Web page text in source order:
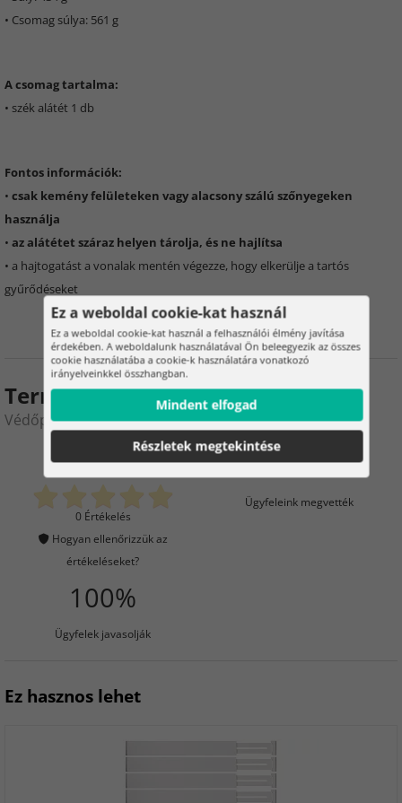
• Csomag súlya: 561 g
A csomag tartalma:
• szék alátét 1 db
Fontos információk:
• csak kemény felületeken vagy alacsony szálú szőnyegeken
használja
• az alátétet száraz helyen tárolja, és ne hajlítsa
• a hajtogatást a vonalak mentén végezze, hogy elkerülje a tartós
gyűrődéseket
Termékértékelés
Védőpárna szék alá 90x130 cm - tejes
0
0 Értékelés
Hogyan ellenőrizzük az
értékeléseket?
5
Ügyfeleink megvették
100%
Ügyfelek javasolják
Ez hasznos lehet
Ez a weboldal cookie-kat használ
Ez a weboldal cookie-kat használ a felhasználói élmény javítása
érdekében. A weboldalunk használatával Ön beleegyezik az összes
cookie használatába a cookie-k használatára vonatkozó
irányelveinkkel összhangban.
Mindent elfogad
Részletek megtekintése